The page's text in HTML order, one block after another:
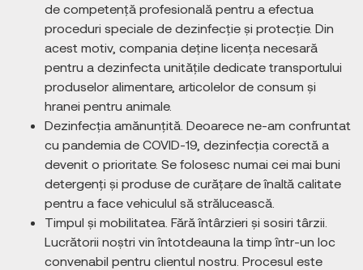
de competență profesională pentru a efectua
proceduri speciale de dezinfecție și protecție. Din
acest motiv, compania deține licența necesară
pentru a dezinfecta unitățile dedicate transportului
produselor alimentare, articolelor de consum și
hranei pentru animale.
Dezinfecția amănunțită. Deoarece ne-am confruntat
cu pandemia de COVID-19, dezinfecția corectă a
devenit o prioritate. Se folosesc numai cei mai buni
detergenți și produse de curățare de înaltă calitate
pentru a face vehiculul să strălucească.
Timpul și mobilitatea. Fără întârzieri și sosiri târzii.
Lucrătorii noștri vin întotdeauna la timp într-un loc
convenabil pentru clientul nostru. Procesul este